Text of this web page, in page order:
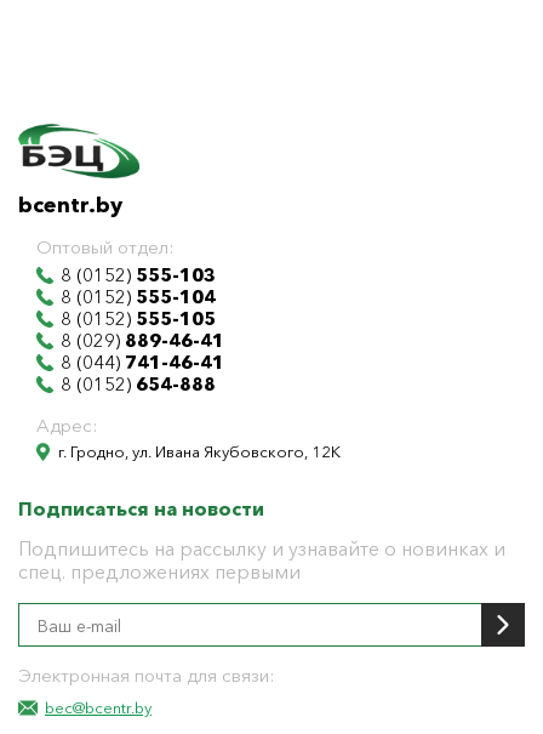
bcentr.by
Оптовый отдел:
8 (0152) 555-103
8 (0152) 555-104
8 (0152) 555-105
8 (029) 889-46-41
8 (044) 741-46-41
8 (0152) 654-888
Адрес:
г. Гродно, ул. Ивана Якубовского, 12К
Подписаться на новости
Подпишитесь на рассылку и узнавайте о новинках и
спец. предложениях первыми
Электронная почта для связи:
bec@bcentr.by